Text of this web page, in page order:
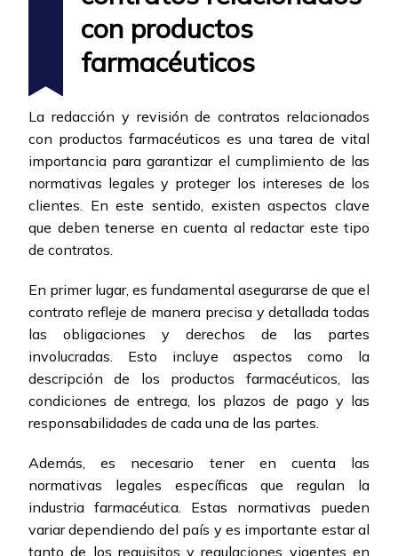
con productos
farmacéuticos
La redacción y revisión de contratos relacionados
con productos farmacéuticos es una tarea de vital
importancia para garantizar el cumplimiento de las
normativas legales y proteger los intereses de los
clientes. En este sentido, existen aspectos clave
que deben tenerse en cuenta al redactar este tipo
de contratos.
En primer lugar, es fundamental asegurarse de que el
contrato refleje de manera precisa y detallada todas
las obligaciones y derechos de las partes
involucradas. Esto incluye aspectos como la
descripción de los productos farmacéuticos, las
condiciones de entrega, los plazos de pago y las
responsabilidades de cada una de las partes.
Además, es necesario tener en cuenta las
normativas legales específicas que regulan la
industria farmacéutica. Estas normativas pueden
variar dependiendo del país y es importante estar al
tanto de los requisitos y regulaciones vigentes en